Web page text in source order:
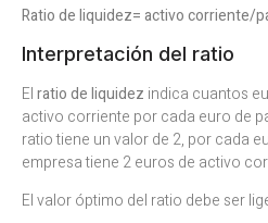
Ratio de liquidez= activo corriente/
Interpretación del ratio
Elratio de liquidez indica cuantos
activo corriente por cada euro de
ratio tiene un valor de 2, por cada
empresa tiene 2 euros de activo
El valor óptimo del ratio debe ser